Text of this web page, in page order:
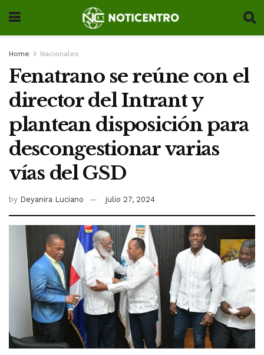
Home Nacionales
Fenatrano se reúne con el
director del Intrant y
plantean disposición para
descongestionar varias
vías del GSD
by Deyanira Luciano julio 27, 2024